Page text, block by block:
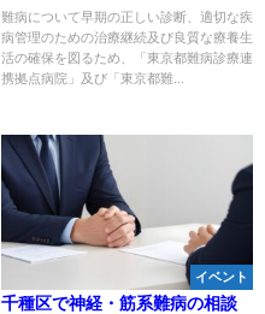
難病について早期の正しい診断、適切な疾
病管理のための治療継続及び良質な療養生
活の確保を図るため、「東京都難病診療連
携拠点病院」及び「東京都難...
イベント
千種区で神経・筋系難病の相談